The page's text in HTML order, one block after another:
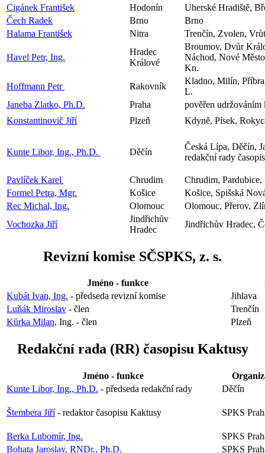
Cigánek František
Hodonín
Uherské Hradiště,
Čech Radek
Brno
Brno
Halama František
Nitra Trenčín, Zvolen,
Havel Petr, Ing.
Hradec
Králové
Broumov, Dvůr
Náchod, Nové
Kn.
Hoffmann Petr
Rakovník
Kladno, Milín,
L.
Janeba Zlatko, Ph.D.
Praha
pověřen udržováním
Konstantinovič Jiří
Plzeň Kdyně, Písek,
Kunte Libor, Ing., Ph.D. Děčín
Česká Lípa, Děčín,
redakční rady
Pavlíček Karel Chrudim
Chrudim,
Formel Petra, Mgr.
Košice
Košice, Spišská
Rec Michal, Ing.
Olomouc
Olomouc, Přerov,
Vochozka Jiří
Jindřichův
Hradec
Jindřichův Hradec,
Revizní komise SČSPKS, z. s.
Jméno - funkce
Kubát Ivan, Ing. - předseda revizní komise
Jihlava
Luňák Miroslav - člen
Trenčín
Kůrka Milan, Ing. - člen Plzeň
Redakční rada (RR) časopisu Kaktusy
Jméno - funkce
Kunte Libor, Ing., Ph.D. - předseda redakční rady Děčín
Štembera Jiří- redaktor časopisu Kaktusy SPKS
Berka Lubomír, Ing.
SPKS
Bohata Jaroslav, RNDr., Ph.D.
SPKS